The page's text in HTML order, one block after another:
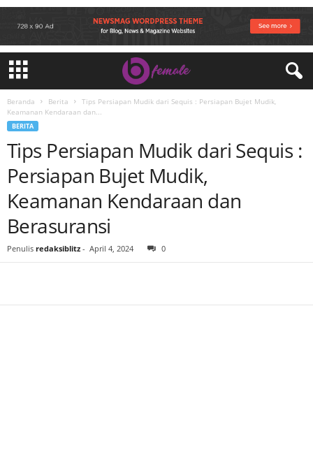
Beranda Berita
Tips Persiapan Mudik dari Sequis : Persiapan Bujet Mudik,
Keamanan Kendaraan dan...
BERITA
Tips Persiapan Mudik dari Sequis :
Persiapan Bujet Mudik,
Keamanan Kendaraan dan
Berasuransi
Penulis redaksiblitz - April 4, 2024 0